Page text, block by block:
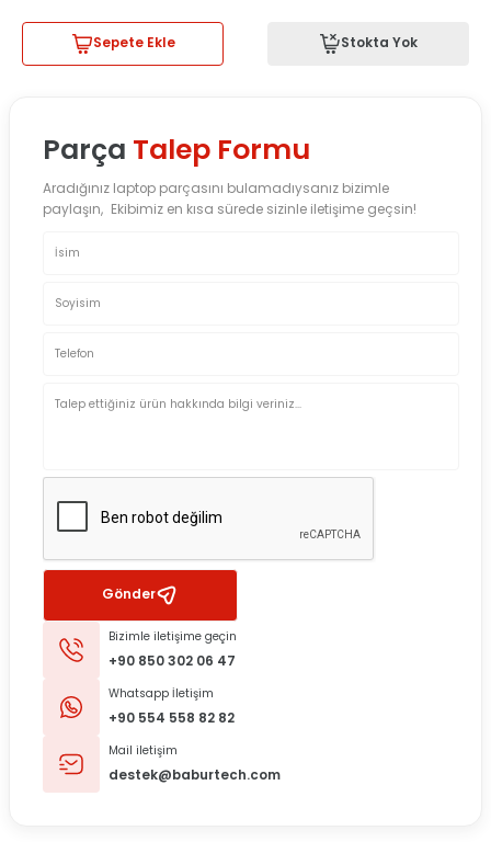
Sepete Ekle Stokta Yok
Parça Talep Formu
Aradığınız laptop parçasını bulamadıysanız bizimle
paylaşın, Ekibimiz en kısa sürede sizinle iletişime geçsin!
Gönder
Bizimle iletişime geçin
+90 850 302 06 47
Whatsapp İletişim
+90 554 558 82 82
Mail iletişim
destek@baburtech.com